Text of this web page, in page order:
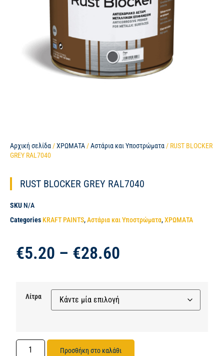
Αρχική σελίδα /ΧΡΩΜΑΤΑ /Αστάρια και Υποστρώματα / RUST BLOCKER
GREY RAL7040
RUST BLOCKER GREY RAL7040
SKU N/A
Categories KRAFT PAINTS,Αστάρια και Υποστρώματα,ΧΡΩΜΑΤΑ
€5.20 – €28.60
Λίτρα
Προσθήκη στο καλάθι